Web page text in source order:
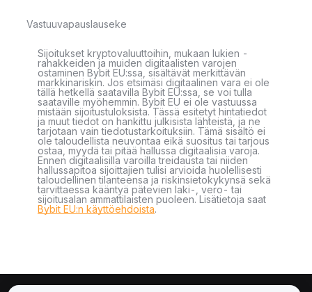
Vastuuvapauslauseke
Sijoitukset kryptovaluuttoihin, mukaan lukien -
rahakkeiden ja muiden digitaalisten varojen
ostaminen Bybit EU:ssa, sisältävät merkittävän
markkinariskin. Jos etsimäsi digitaalinen vara ei ole
tällä hetkellä saatavilla Bybit EU:ssa, se voi tulla
saataville myöhemmin. Bybit EU ei ole vastuussa
mistään sijoitustuloksista. Tässä esitetyt hintatiedot
ja muut tiedot on hankittu julkisista lähteistä, ja ne
tarjotaan vain tiedotustarkoituksiin. Tämä sisältö ei
ole taloudellista neuvontaa eikä suositus tai tarjous
ostaa, myydä tai pitää hallussa digitaalisia varoja.
Ennen digitaalisilla varoilla treidausta tai niiden
hallussapitoa sijoittajien tulisi arvioida huolellisesti
taloudellinen tilanteensa ja riskinsietokykynsä sekä
tarvittaessa kääntyä pätevien laki-, vero- tai
sijoitusalan ammattilaisten puoleen. Lisätietoja saat
Bybit EU:n käyttöehdoista.